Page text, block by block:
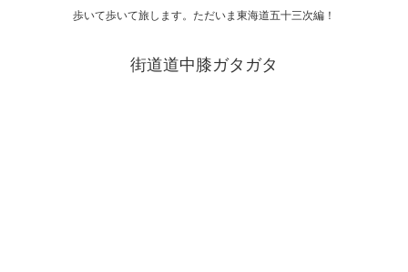
歩いて歩いて旅します。ただいま東海道五十三次編！
街道道中膝ガタガタ